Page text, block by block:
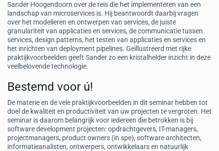
Sander Hoogendoorn over de reis die het implementeren van een
landschap van microservices is. Hij beantwoordt daarbij vragen
over het modelleren en ontwerpen van services, de juiste
granulariteit van applicaties en services, de communicatie tussen
services, design patterns, het testen van applicaties en services en
het inrichten van deployment pipelines. Geïllustreerd met rijke
praktijkvoorbeelden geeft Sander zo een kristalhelder inzicht in deze
veelbelovende technologie.
Bestemd voor ú!
De materie en de vele praktijkvoorbeelden in dit seminar hebben tot
doel de kwaliteit en productiviteit van uw projecten te vergroten. Het
seminar is daarom belangrijk voor iedereen die betrokken is bij
software development projecten: opdrachtgevers, IT-managers,
projectmanagers, product owners (in spe), software architecten,
informatieanalisten, ontwerpers, ontwikkelaars en natuurlijk